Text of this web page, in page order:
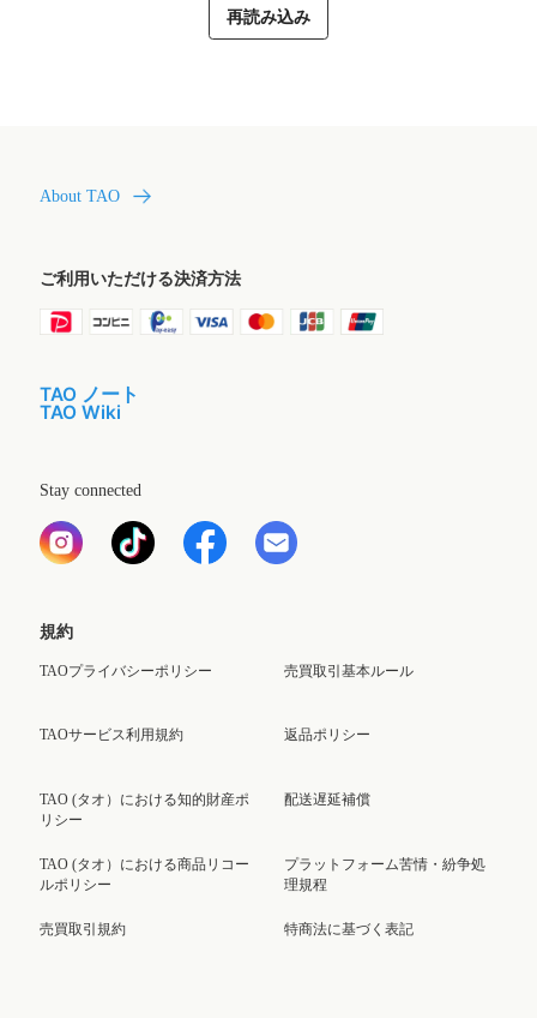
再読み込み
About TAO
ご利用いただける決済方法
TAO ノート
TAO Wiki
Stay connected
規約
TAOプライバシーポリシー
TAOサービス利用規約
TAO (タオ）における知的財産ポ
リシー
TAO (タオ）における商品リコー
ルポリシー
売買取引規約
売買取引基本ルール
返品ポリシー
配送遅延補償
プラットフォーム苦情・紛争処
理規程
特商法に基づく表記